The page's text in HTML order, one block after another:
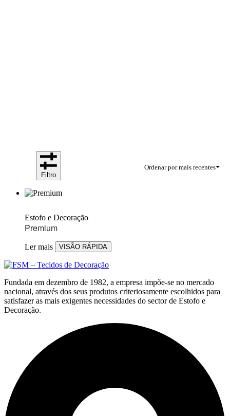
Ordenar por mais recentes
Filtro
Estofo e Decoração
Premium
Ler mais VISÃO RÁPIDA
Fundada em dezembro de 1982, a empresa impõe-se no mercado
nacional, através dos seus produtos criteriosamente escolhidos para
satisfazer as mais exigentes necessidades do sector de Estofo e
Decoração.